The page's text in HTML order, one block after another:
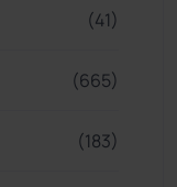
(41)
(665)
(183)